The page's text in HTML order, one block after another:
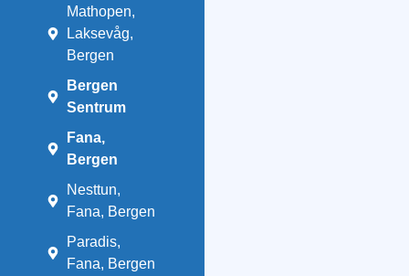
Mathopen,
Laksevåg,
Bergen
Bergen
Sentrum
Fana,
Bergen
Nesttun,
Fana, Bergen
Paradis,
Fana, Bergen